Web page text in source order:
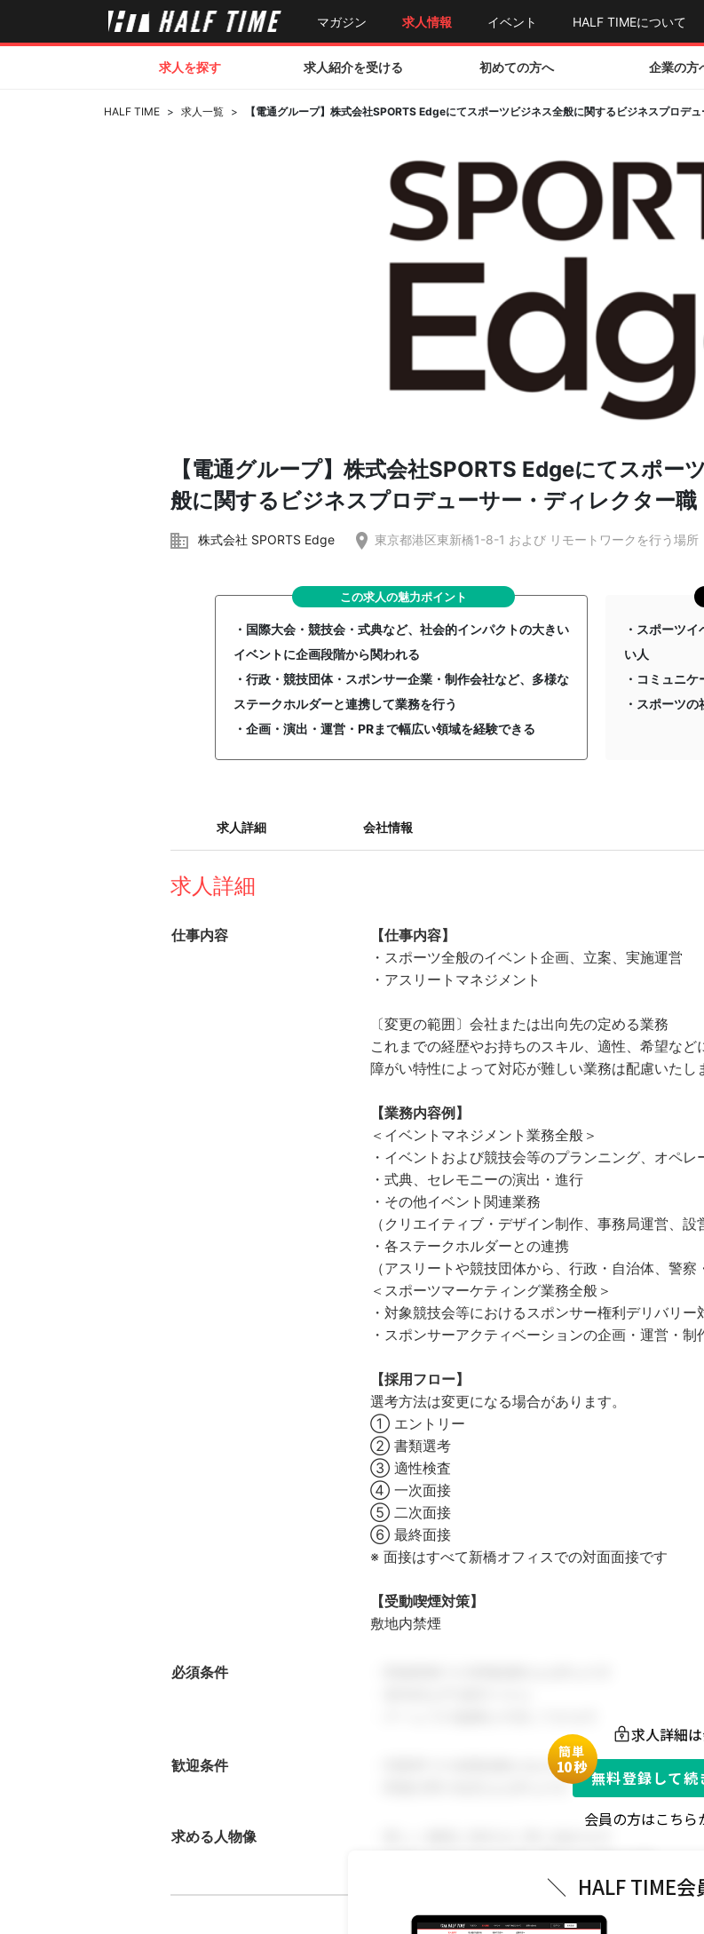
マガジン 求人情報 イベント HALF TIMEについて
求人を探す 求人紹介を受ける 初めての方へ 企業の方
HALF TIME > 求人一覧 > 【電通グループ】株式会社SPORTS Edgeにてスポーツビジネス全般に関するビジネスプロデ
【電通グループ】株式会社SPORTS Edgeにてスポー
般に関するビジネスプロデューサー・ディレクター職
株式会社 SPORTS Edge 東京都港区東新橋1-8-1 および リモートワークを行う場所
この求人の魅力ポイント
・国際大会・競技会・式典など、社会的インパクトの大きい
イベントに企画段階から関われる
・行政・競技団体・スポンサー企業・制作会社など、多様な
ステークホルダーと連携して業務を行う
・企画・演出・運営・PRまで幅広い領域を経験できる
・スポーツ
い人
・コミュニ
・スポーツ
求人詳細 会社情報
求人詳細
仕事内容
【仕事内容】
・スポーツ全般のイベント企画、立案、実施運営
・アスリートマネジメント
〔変更の範囲〕会社または出向先の定める業務
これまでの経歴やお持ちのスキル、適性、希望など
障がい特性によって対応が難しい業務は配慮いたし
【業務内容例】
＜イベントマネジメント業務全般＞
・イベントおよび競技会等のプランニング、オペレ
・式典、セレモニーの演出・進行
・その他イベント関連業務
（クリエイティブ・デザイン制作、事務局運営、設
・各ステークホルダーとの連携
（アスリートや競技団体から、行政・自治体、警
＜スポーツマーケティング業務全般＞
・対象競技会等におけるスポンサー権利デリバリー
・スポンサーアクティベーションの企画・運営・制
【採用フロー】
選考方法は変更になる場合があります。
① エントリー
② 書類選考
③ 適性検査
④ 一次面接
⑤ 二次面接
⑥ 最終面接
※ 面接はすべて新橋オフィスでの対面面接です
【受動喫煙対策】
敷地内禁煙
必須条件
歓迎条件
・同業界での就業経験がある方
・関連分野の知見をお持ちの方
求める人物像
求人詳細
簡単
10秒
無料登録して続
会員の方はこちら
＼ HALF TIME